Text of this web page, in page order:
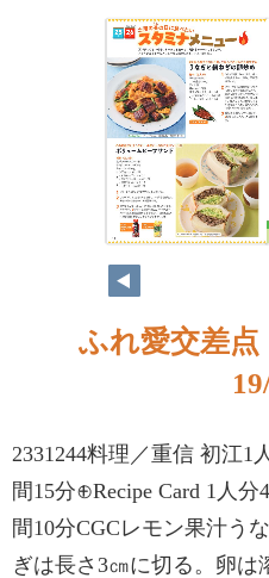
ふれ愛交差
2331244料理／重信 初江1
間15分⊕Recipe Card 1人
間10分CGCレモン果汁う
ぎは長さ3㎝に切る。卵